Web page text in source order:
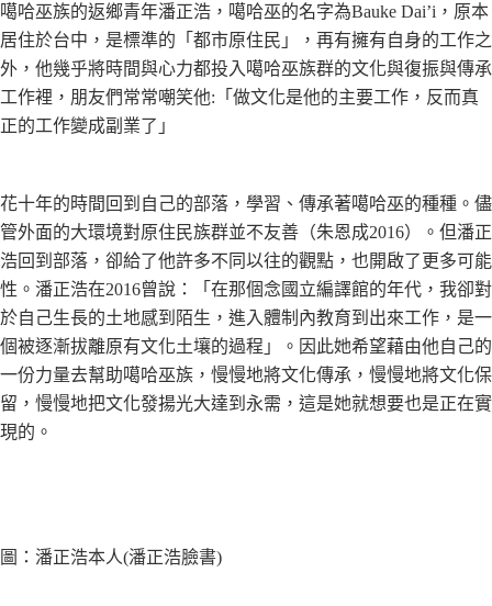
噶哈巫族的返鄉青年潘正浩，噶哈巫的名字為Bauke Dai’i，原本
居住於台中，是標準的「都市原住民」，再有擁有自身的工作之
外，他幾乎將時間與心力都投入噶哈巫族群的文化與復振與傳承
工作裡，朋友們常常嘲笑他:「做文化是他的主要工作，反而真
正的工作變成副業了」
花十年的時間回到自己的部落，學習、傳承著噶哈巫的種種。儘
管外面的大環境對原住民族群並不友善（朱恩成2016）。但潘正
浩回到部落，卻給了他許多不同以往的觀點，也開啟了更多可能
性。潘正浩在2016曾說：「在那個念國立編譯館的年代，我卻對
於自己生長的土地感到陌生，進入體制內教育到出來工作，是一
個被逐漸拔離原有文化土壤的過程」。因此她希望藉由他自己的
一份力量去幫助噶哈巫族，慢慢地將文化傳承，慢慢地將文化保
留，慢慢地把文化發揚光大達到永需，這是她就想要也是正在實
現的。
圖：潘正浩本人(潘正浩臉書)